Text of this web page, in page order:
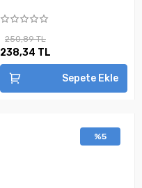
250,89 TL
238,34 TL
Sepete Ekle
%5